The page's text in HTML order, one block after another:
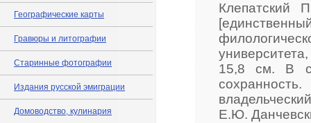
Географические карты
Гравюры и литографии
Старинные фотографии
Издания русской эмиграции
Домоводство, кулинария
Клепатский
15,8 см. В
Е.Ю.